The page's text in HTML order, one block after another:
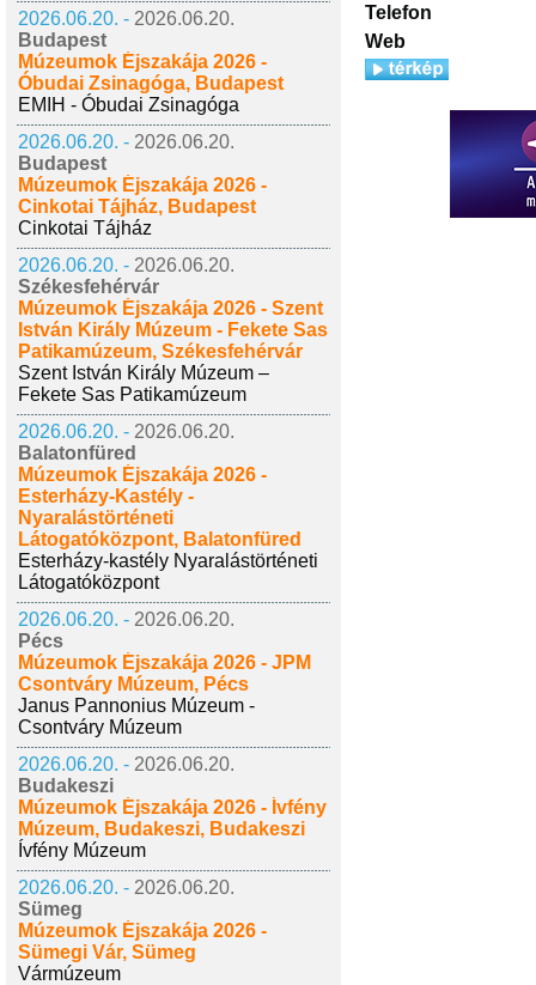
2026.06.20. - 2026.06.20.
Budapest
Múzeumok Éjszakája 2026 -
Óbudai Zsinagóga, Budapest
EMIH - Óbudai Zsinagóga
2026.06.20. - 2026.06.20.
Budapest
Múzeumok Éjszakája 2026 -
Cinkotai Tájház, Budapest
Cinkotai Tájház
2026.06.20. - 2026.06.20.
Székesfehérvár
Múzeumok Éjszakája 2026 - Szent
István Király Múzeum - Fekete Sas
Patikamúzeum, Székesfehérvár
Szent István Király Múzeum –
Fekete Sas Patikamúzeum
2026.06.20. - 2026.06.20.
Balatonfüred
Múzeumok Éjszakája 2026 -
Esterházy-Kastély -
Nyaralástörténeti
Látogatóközpont, Balatonfüred
Esterházy-kastély Nyaralástörténeti
Látogatóközpont
2026.06.20. - 2026.06.20.
Pécs
Múzeumok Éjszakája 2026 - JPM
Csontváry Múzeum, Pécs
Janus Pannonius Múzeum -
Csontváry Múzeum
2026.06.20. - 2026.06.20.
Budakeszi
Múzeumok Éjszakája 2026 - Ívfény
Múzeum, Budakeszi, Budakeszi
Ívfény Múzeum
2026.06.20. - 2026.06.20.
Sümeg
Múzeumok Éjszakája 2026 -
Sümegi Vár, Sümeg
Vármúzeum
Telefon
Web